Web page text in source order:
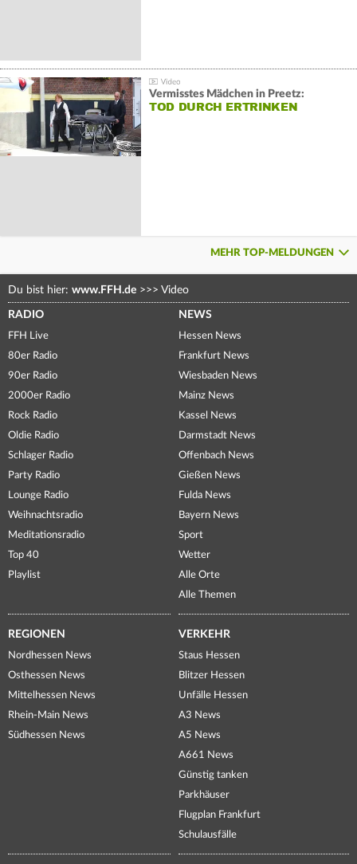
Vermisstes Mädchen in Preetz:
TOD DURCH ERTRINKEN
MEHR TOP-MELDUNGEN
Du bist hier: www.FFH.de >>> Video
RADIO
FFH Live
80er Radio
90er Radio
2000er Radio
Rock Radio
Oldie Radio
Schlager Radio
Party Radio
Lounge Radio
Weihnachtsradio
Meditationsradio
Top 40
Playlist
NEWS
Hessen News
Frankfurt News
Wiesbaden News
Mainz News
Kassel News
Darmstadt News
Offenbach News
Gießen News
Fulda News
Bayern News
Sport
Wetter
Alle Orte
Alle Themen
REGIONEN
Nordhessen News
Osthessen News
Mittelhessen News
Rhein-Main News
Südhessen News
VERKEHR
Staus Hessen
Blitzer Hessen
Unfälle Hessen
A3 News
A5 News
A661 News
Günstig tanken
Parkhäuser
Flugplan Frankfurt
Schulausfälle